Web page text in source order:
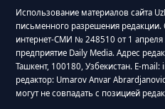
Использование материалов сайта
письменного разрешения редакции.
интернет-СМИ № 248510 от 1 апреля
предприятие Daily Media. Адрес
Ташкент, 100180, Узбекистан. E-
редактор: Umarov Anvar
могут не совпадать с позицией